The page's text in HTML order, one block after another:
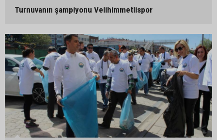
Turnuvanın şampiyonu Velihimmetlispor